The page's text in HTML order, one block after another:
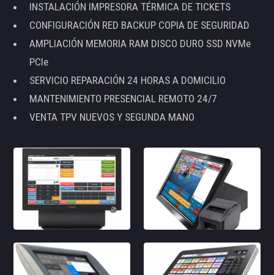
INSTALACIÓN IMPRESORA TÉRMICA DE TICKETS
CONFIGURACIÓN RED BACKUP COPIA DE SEGURIDAD
AMPLIACIÓN MEMORIA RAM DISCO DURO SSD NVMe
PCIe
SERVICIO REPARACIÓN 24 HORAS A DOMICILIO
MANTENIMIENTO PRESENCIAL REMOTO 24/7
VENTA TPV NUEVOS Y SEGUNDA MANO